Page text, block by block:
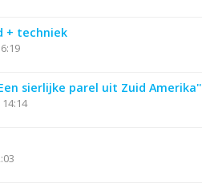
+ techniek
sierlijke parel uit Zuid Amerika''